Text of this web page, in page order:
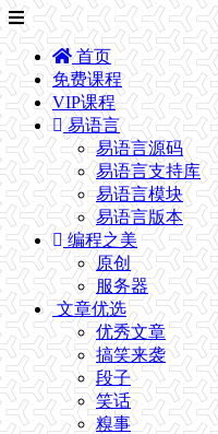
首页
免费课程
VIP课程
易语言
易语言源码
易语言支持库
易语言模块
易语言版本
编程之美
原创
服务器
文章优选
优秀文章
搞笑来袭
段子
笑话
糗事